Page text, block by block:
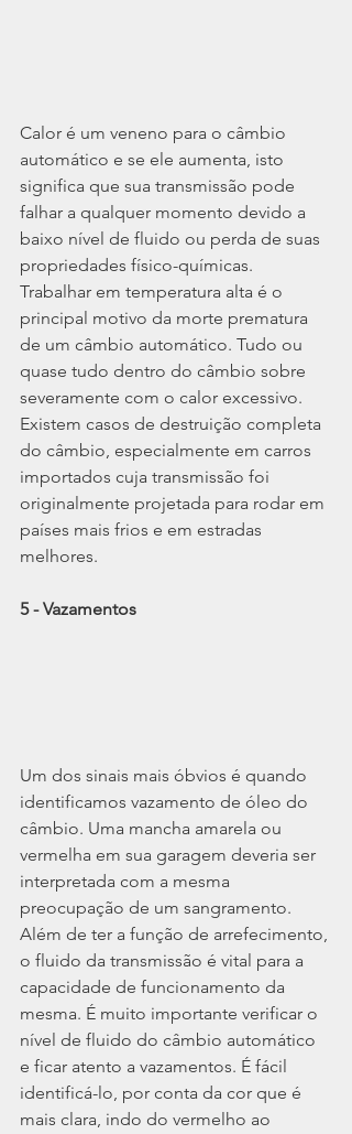
Calor é um veneno para o câmbio
automático e se ele aumenta, isto
significa que sua transmissão pode
falhar a qualquer momento devido a
baixo nível de fluido ou perda de suas
propriedades físico-químicas.
Trabalhar em temperatura alta é o
principal motivo da morte prematura
de um câmbio automático. Tudo ou
quase tudo dentro do câmbio sobre
severamente com o calor excessivo.
Existem casos de destruição completa
do câmbio, especialmente em carros
importados cuja transmissão foi
originalmente projetada para rodar em
países mais frios e em estradas
melhores.
5 - Vazamentos
Um dos sinais mais óbvios é quando
identificamos vazamento de óleo do
câmbio. Uma mancha amarela ou
vermelha em sua garagem deveria ser
interpretada com a mesma
preocupação de um sangramento.
Além de ter a função de arrefecimento,
o fluido da transmissão é vital para a
capacidade de funcionamento da
mesma. É muito importante verificar o
nível de fluido do câmbio automático
e ficar atento a vazamentos. É fácil
identificá-lo, por conta da cor que é
mais clara, indo do vermelho ao